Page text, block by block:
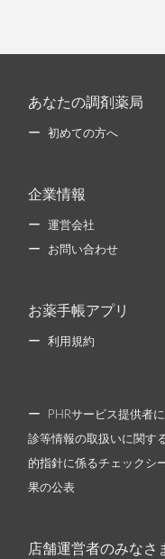
あなたの調剤薬局
初めての方へ
企業情報
運営会社
お問い合わせ
お薬手帳アプリ
利用規約
PHRサービス提供者
診等情報の取扱いに関す
的指針に係るチェックシ
果の公表
店舗運営者のみなさ